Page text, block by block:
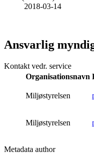
2018-03-14
Ansvarlig
Kontakt vedr. service
Organisationsnavn
Miljøstyrelsen
Miljøstyrelsen
Metadata author